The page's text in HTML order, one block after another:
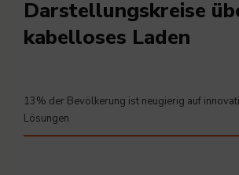
Darstellungskreise
kabelloses Laden
13% der Bevölkerung ist neugierig auf
Lösungen